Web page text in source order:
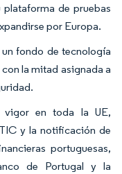
de pruebas
por Europa.
fondo de tecnología
la mitad asignada a
vigor en toda la UE,
y la notificación de
portuguesas,
de Portugal y la